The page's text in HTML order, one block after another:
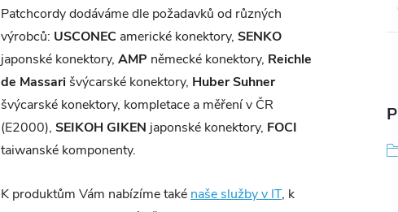
Patchcordy dodáváme dle požadavků od různých
výrobců: USCONEC americké konektory, SENKO
japonské konektory, AMP německé konektory, Reichle
de Massari švýcarské konektory, Huber Suhner
švýcarské konektory, kompletace a měření v ČR
(E2000), SEIKOH GIKEN japonské konektory, FOCI
taiwanské komponenty.
K produktům Vám nabízíme také naše služby v IT, k